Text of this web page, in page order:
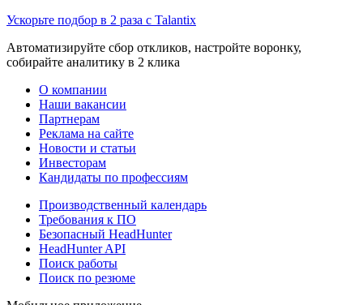
Ускорьте подбор в 2 раза с Talantix
Автоматизируйте сбор откликов, настройте воронку,
собирайте аналитику в 2 клика
О компании
Наши вакансии
Партнерам
Реклама на сайте
Новости и статьи
Инвесторам
Кандидаты по профессиям
Производственный календарь
Требования к ПО
Безопасный HeadHunter
HeadHunter API
Поиск работы
Поиск по резюме